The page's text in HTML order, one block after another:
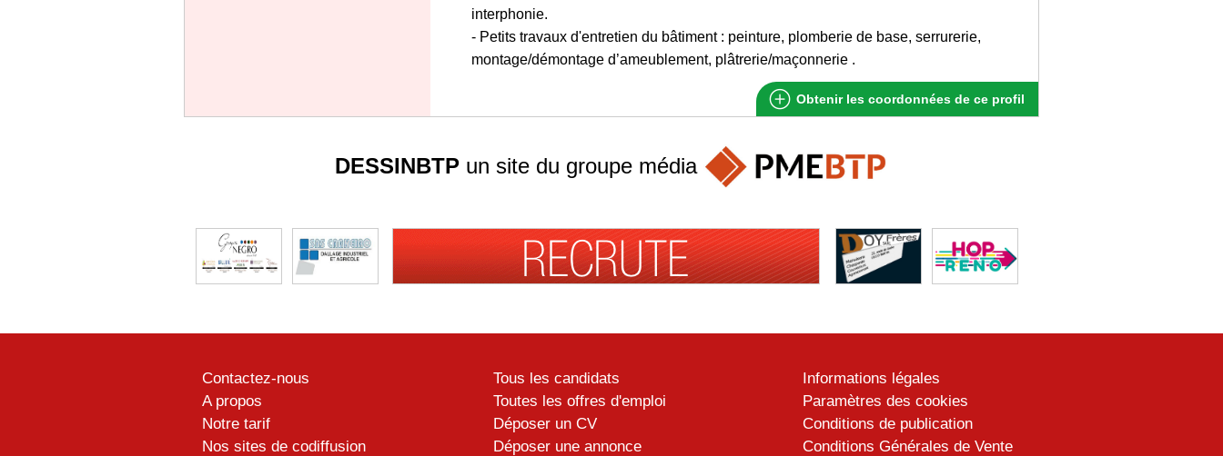
interphonie.
- Petits travaux d'entretien du bâtiment : peinture, plomberie de base, serrurerie,
montage/démontage d’ameublement, plâtrerie/maçonnerie .
Obtenir les coordonnées de ce profil
DESSINBTP un site du groupe média
Contactez-nous
A propos
Notre tarif
Nos sites de codiffusion
Tous les candidats
Toutes les offres d'emploi
Déposer un CV
Déposer une annonce
Informations légales
Paramètres des cookies
Conditions de publication
Conditions Générales de Vente